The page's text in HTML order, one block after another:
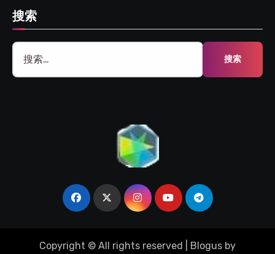
搜索
搜
索：
Copyright © All rights reserved Blogus by